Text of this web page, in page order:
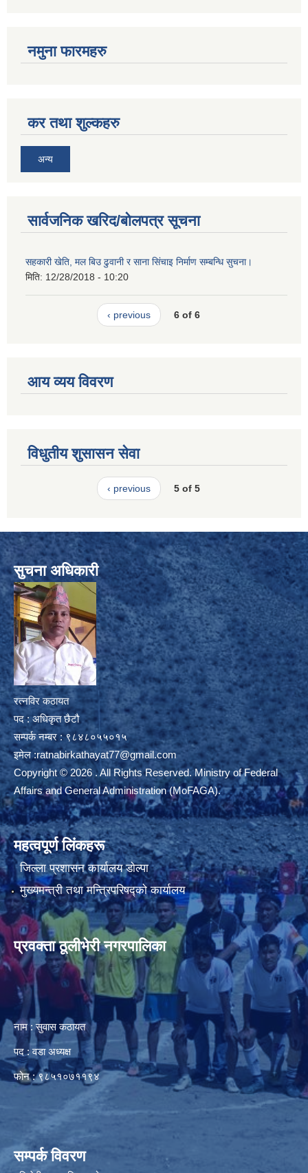
नमुना फारमहरु
कर तथा शुल्कहरु
अन्य
सार्वजनिक खरिद/बोलपत्र सूचना
सहकारी खेति, मल बिउ ढुवानी र साना सिंचाइ निर्माण सम्बन्धि सुचना।
मिति: 12/28/2018 - 10:20
‹ previous 6 of 6
आय व्यय विवरण
विधुतीय शुसासन सेवा
‹ previous 5 of 5
सुचना अधिकारी
रत्नविर कठायत
पद : अधिकृत छैटौ
सम्पर्क नम्बर : ९८४८०५५०१५
इमेल :ratnabirkathayat77@gmail.com
Copyright © 2026 . All Rights Reserved. Ministry of Federal
Affairs and General Administration (MoFAGA).
महत्वपूर्ण लिंकहरू
जिल्ला प्रशासन कार्यालय डाेल्पा
मुख्यमन्त्री तथा मन्त्रिपरिषद्को कार्यालय
प्रवक्ता ठूलीभेरी नगरपालिका
नाम : सुवास कठायत
पद : वडा अध्यक्ष
फोन : ९८५१०७११९४
सम्पर्क विवरण